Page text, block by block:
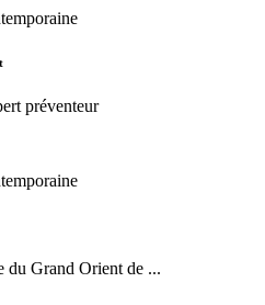
préventeur
Grand Orient de ...